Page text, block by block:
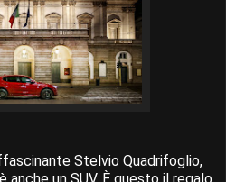
Stelvio Quadrifoglio,
anche un SUV. È questo il regalo